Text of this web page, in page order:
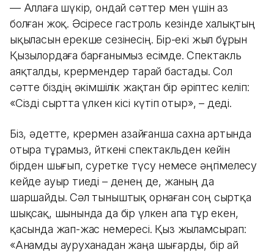
— Аллаға шүкір, ондай сәттер мен үшін аз
болған жоқ. Әсіресе гастроль кезінде халықтың
ықыласын ерекше сезінесің. Бір-екі жыл бұрын
Қызылордаға барғанымыз есімде. Спектакль
аяқталды, көрермендер тарай бастады. Сол
сәтте біздің әкімшілік жақтан бір әріптес келіп:
«Сізді сыртта үлкен кісі күтіп отыр», – деді.
Біз, әдетте, көрермен азайғанша сахна артында
отыра тұрамыз, өйткені спектакльден кейін
бірден шығып, суретке түсу немесе әңгімелесу
кейде ауыр тиеді – денең де, жаның да
шаршайды. Сәл тыныштық орнаған соң сыртқа
шықсақ, шынында да бір үлкен апа тұр екен,
қасында жап-жас немересі. Қыз жыламсырап:
«Анамды ауруханадан жаңа шығарды, бір ай